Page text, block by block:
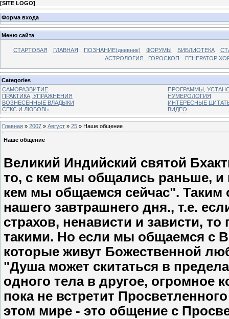
[SITE LOGO]
Форма входа
Меню сайта
СТАРТОВАЯ ГЛАВНАЯ ПОЗНАНИЕ(дневник) ФОРУМЫ БИБЛИОТЕКА
АСТРОЛОГИЯ , ГОРОСКОП
ГЕНЕРАТОР
Categories
САМОРАЗВИТИЕ
ПРОГРАММЫ,
ПРАКТИКА, УПРАЖНЕНИЯ
НУМЕРОЛОГИЯ
ВОЗНЕСЕННЫЕ ВЛАДЫКИ
ИНТЕРЕСНЫЕ
СЕКС И ЛЮБОВЬ
ВИДЕО
Главная » 2007 » Август » 25 » Наше общение
Наше общение
Великий Индийский святой
то, с кем мы общались раньше,
кем мы общаемся сейчас". Таким
нашего завтрашнего дня., т.е.
страхов, ненависти и зависти,
такими. Но если мы общаемся с
которые живут Божественной
"Душа может скитаться в
одного тела в другое, огромное
пока не встретит
этом мире - это общение с